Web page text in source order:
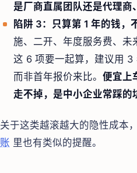
是厂商直属团队还是代理商
陷阱 3：只算第 1 年的钱，
施、二开、年度服务费、未
这 6 项要一起算，建议用
而非首年报价来比。便宜上
走不掉，是中小企业常踩的
关于这类越滚越大的隐性成本，
账 里也有类似的提醒。